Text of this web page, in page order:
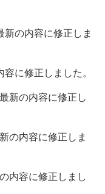
新の内容に修正しま
容に修正しました。
最新の内容に修正し
の内容に修正しま
内容に修正しまし